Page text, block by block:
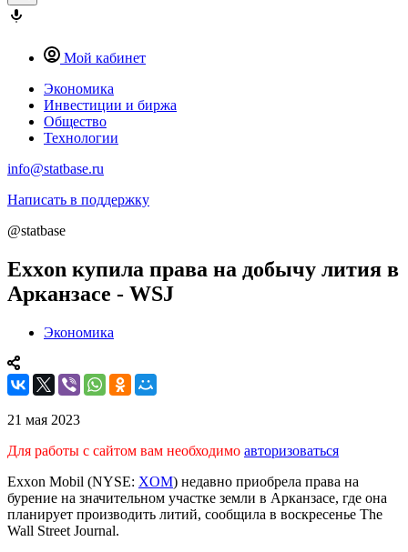
Мой кабинет
Экономика
Инвестиции и биржа
Общество
Технологии
info@statbase.ru
Написать в поддержку
@statbase
Exxon купила права на добычу лития в
Арканзасе - WSJ
Экономика
21 мая 2023
Для работы с сайтом вам необходимо авторизоваться
Exxon Mobil (NYSE: XOM) недавно приобрела права на
бурение на значительном участке земли в Арканзасе, где она
планирует производить литий, сообщила в воскресенье The
Wall Street Journal.